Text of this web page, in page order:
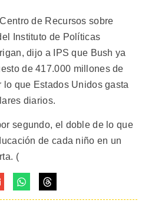
de Recursos sobre
Instituto de Políticas
dijo a IPS que Bush ya
de 417.000 millones de
lo que Estados Unidos gasta
diarios.
segundo, el doble de lo que
de cada niño en un
(